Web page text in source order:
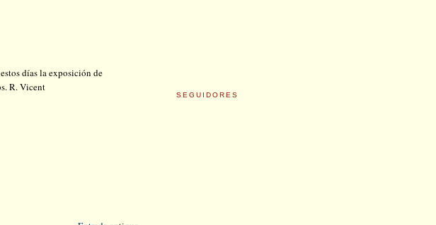
días la exposición de
R. Vicent
SEGUIDORES